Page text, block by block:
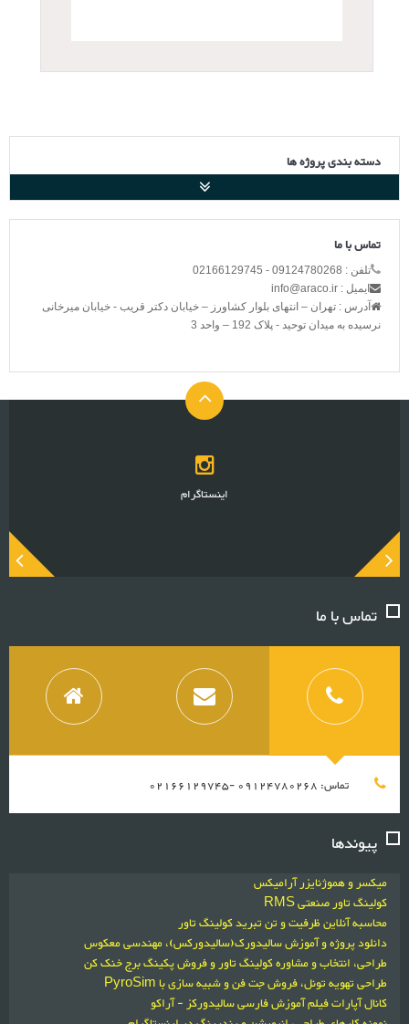
دسته بندی پروژه ها
تماس با ما
تلفن : 09124780268 - 02166129745
ایمیل : info@araco.ir
آدرس : تهران – انتهای بلوار کشاورز – خیابان دکتر قریب - خیابان میرخانی
نرسیده به میدان توحید - پلاک 192 – واحد 3
اینستاگرام
تماس با ما
تماس: 09124780268 -02166129745
پیوندها
میکسر و هموژنایزر آرامیکس
کولینگ تاور صنعتی RMS
محاسبه آنلاین ظرفیت و تن تبرید کولینگ تاور
دانلود پروژه و آموزش سالیدورک(سالیدورکس)، مهندسی معکوس
طراحی، انتخاب و مشاوره کولینگ تاور و فروش پکینگ برج خنک کن
طراحی تهویه تونل، فروش جت فن و شبیه سازی با PyroSim
کانال آپارات فیلم آموزش فارسی سالیدورکز - آراکو